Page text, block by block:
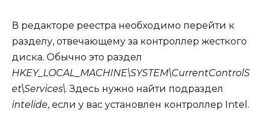
В редакторе реестра необходимо перейти к
разделу, отвечающему за контроллер жесткого
диска. Обычно это раздел
HKEY_LOCAL_MACHINE\SYSTEM\CurrentControlS
et\Services\. Здесь нужно найти подраздел
intelide, если у вас установлен контроллер Intel.